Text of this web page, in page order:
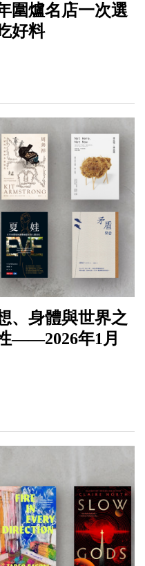
圍爐名店一次選
好料
、身體與世界之
——2026年1月